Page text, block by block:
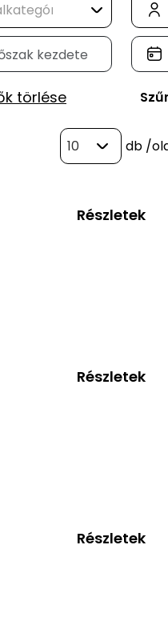
törlése
10 db /
Részletek
Részletek
Részletek